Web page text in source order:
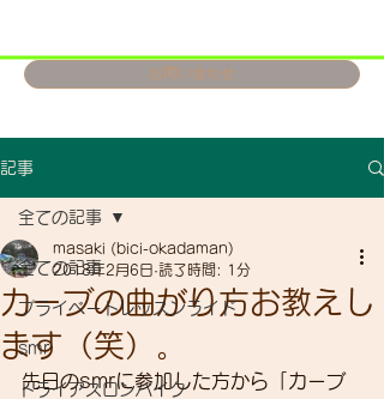
お問い合わせ
記事
全ての記事
プライベートレッスンライド
smr
トライアスロンバイク
全ての記事
カーブの曲がり方お教えし
ます（笑）。
masaki (bici-okadaman)
2018年2月6日 読了時間: 1分
先日のsmrに参加した方から「カーブ